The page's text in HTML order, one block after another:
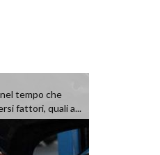
tempo che
fattori, quali a...